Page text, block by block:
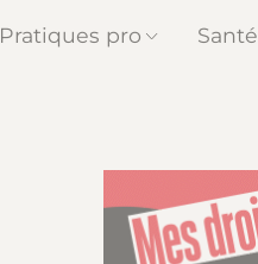
Pratiques pro Santé